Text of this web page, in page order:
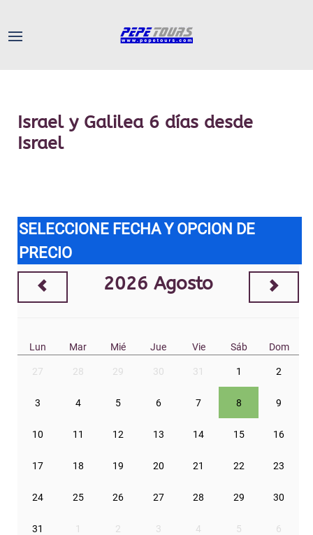
Israel y Galilea 6 días desde
Israel
SELECCIONE FECHA Y OPCION DE
PRECIO
2026 Agosto
Lun Mar Mié Jue Vie Sáb Dom
27 28 29 30 31 1 2
3 4 5 6 7 8 9
10 11 12 13 14 15 16
17 18 19 20 21 22 23
24 25 26 27 28 29 30
31 1 2 3 4 5 6